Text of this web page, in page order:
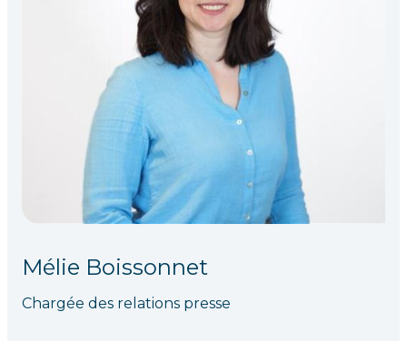
Mélie Boissonnet
Chargée des relations presse